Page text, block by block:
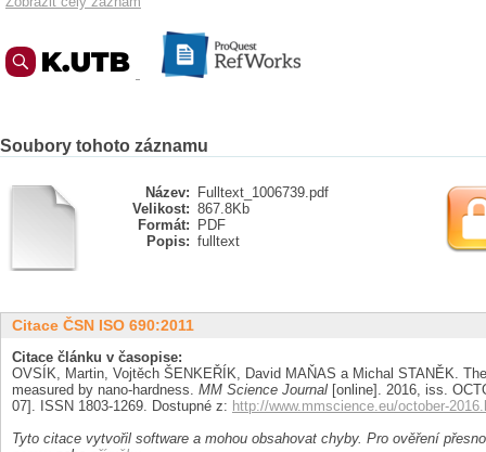
Soubory tohoto záznamu
Název:
Fulltext_1006739.pdf
Velikost: 867.8Kb
Formát:
PDF
Popis: fulltext
Citace ČSN ISO 690:2011
Citace článku v časopise:
OVSÍK, Martin, Vojtěch ŠENKEŘÍK, David MAŇAS a Michal STANĚK.
measured by nano-hardness. MM Science Journal [online]. 2016, iss.
07]. ISSN 1803-1269. Dostupné z: http://www.mmscience.eu/october-
Tyto citace vytvořil software a mohou obsahovat chyby. Pro ověření